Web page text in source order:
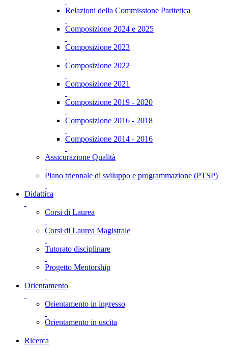
Relazioni della Commissione Paritetica
Composizione 2024 e 2025
Composizione 2023
Composizione 2022
Composizione 2021
Composizione 2019 - 2020
Composizione 2016 - 2018
Composizione 2014 - 2016
Assicurazione Qualità
Piano triennale di sviluppo e programmazione (PTSP)
Didattica
Corsi di Laurea
Corsi di Laurea Magistrale
Tutorato disciplinare
Progetto Mentorship
Orientamento
Orientamento in ingresso
Orientamento in uscita
Ricerca